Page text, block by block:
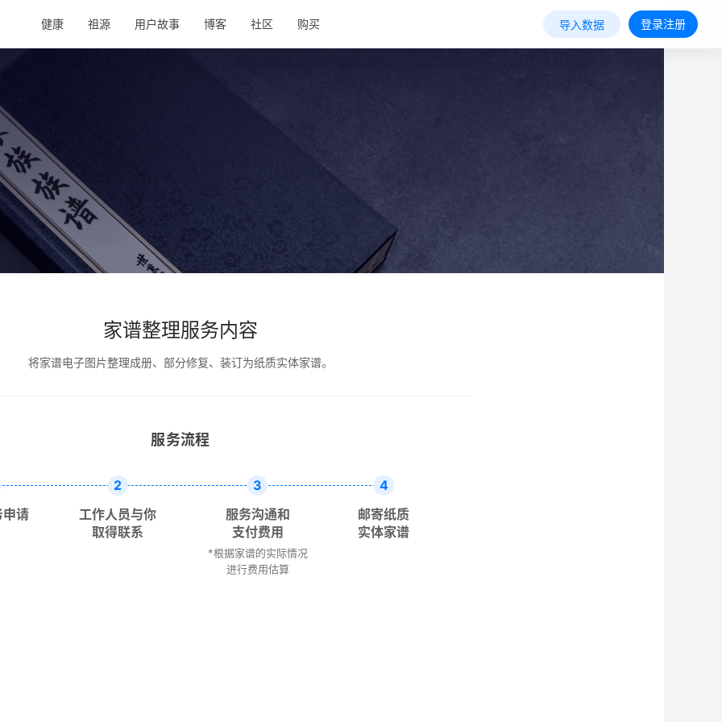
健康 祖源 用户故事 博客 社区 购买 导入数据 登录注册
家谱整理服务内容
将家谱电子图片整理成册、部分修复、装订为纸质实体家谱。
服务流程
申请
2
工作人员与你
取得联系
3
服务沟通和
支付费用
*根据家谱的实际情况
进行费用估算
4
邮寄纸质
实体家谱